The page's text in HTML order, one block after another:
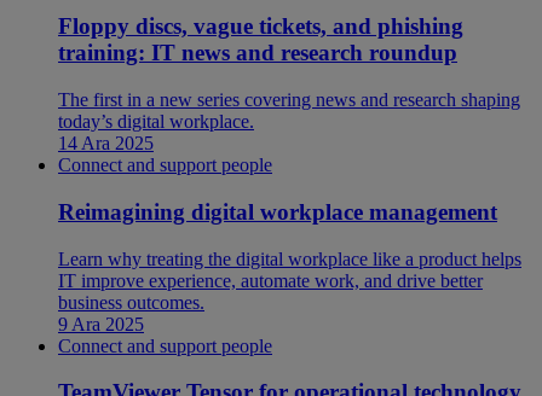
Floppy discs, vague tickets, and phishing
training: IT news and research roundup
The first in a new series covering news and research shaping
today’s digital workplace.
14 Ara 2025
Connect and support people
Reimagining digital workplace management
Learn why treating the digital workplace like a product helps
IT improve experience, automate work, and drive better
business outcomes.
9 Ara 2025
Connect and support people